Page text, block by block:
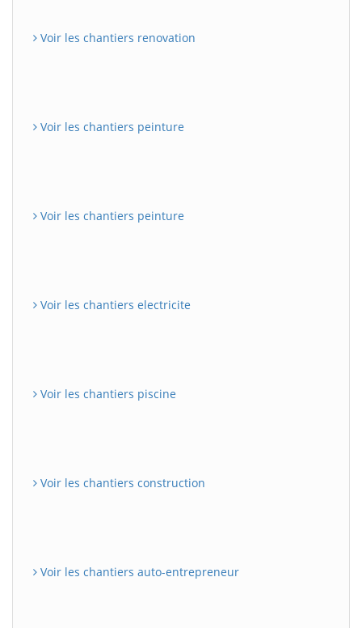
Voir les chantiers renovation
Voir les chantiers peinture
Voir les chantiers peinture
Voir les chantiers electricite
Voir les chantiers piscine
Voir les chantiers construction
Voir les chantiers auto-entrepreneur